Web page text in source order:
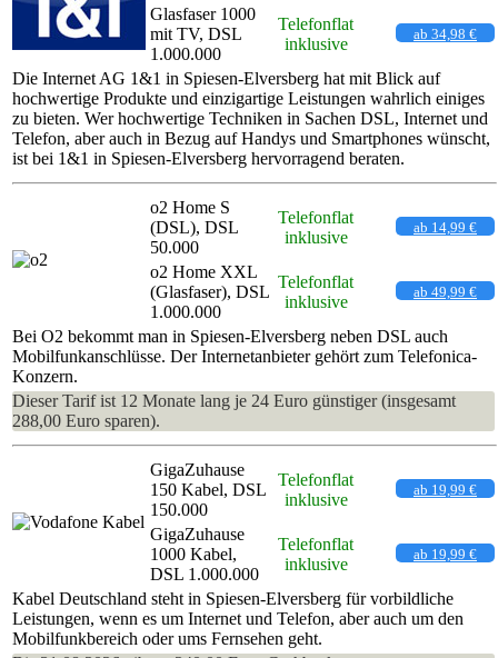
Glasfaser 1000
mit TV, DSL
1.000.000
Telefonflat
inklusive
ab 34,98 €
Die Internet AG 1&1 in Spiesen-Elversberg hat mit Blick auf
hochwertige Produkte und einzigartige Leistungen wahrlich einiges
zu bieten. Wer hochwertige Techniken in Sachen DSL, Internet und
Telefon, aber auch in Bezug auf Handys und Smartphones wünscht,
ist bei 1&1 in Spiesen-Elversberg hervorragend beraten.
o2 Home S
(DSL), DSL
50.000
Telefonflat
inklusive
ab 14,99 €
o2 Home XXL
(Glasfaser), DSL
1.000.000
Telefonflat
inklusive
ab 49,99 €
Bei O2 bekommt man in Spiesen-Elversberg neben DSL auch
Mobilfunkanschlüsse. Der Internetanbieter gehört zum Telefonica-
Konzern.
Dieser Tarif ist 12 Monate lang je 24 Euro günstiger (insgesamt
288,00 Euro sparen).
GigaZuhause
150 Kabel, DSL
150.000
Telefonflat
inklusive
ab 19,99 €
GigaZuhause
1000 Kabel,
DSL 1.000.000
Telefonflat
inklusive
ab 19,99 €
Kabel Deutschland steht in Spiesen-Elversberg für vorbildliche
Leistungen, wenn es um Internet und Telefon, aber auch um den
Mobilfunkbereich oder ums Fernsehen geht.